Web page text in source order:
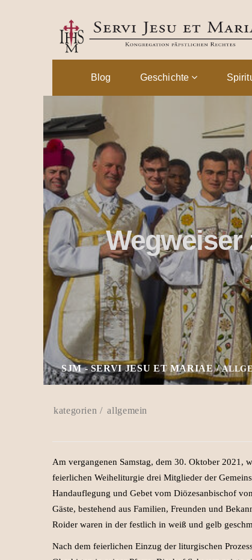
Blog Geschichte
Wegweiser
SJM - SERVI JESU ET MARIAE
allgemein
Am vergangenen Samstag, dem 30. Oktober 2021,
feierlichen Weiheliturgie drei Mitglieder der
Handauflegung und Gebet vom Diözesanbischof
Gäste, bestehend aus Familien, Freunden und
Roider waren in der festlich in weiß und gelb
Nach dem feierlichen Einzug der liturgischen